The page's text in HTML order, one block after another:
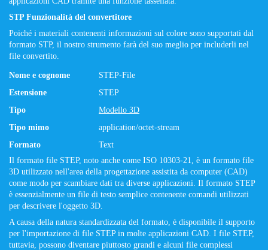
STP Funzionalità del convertitore
Poiché i materiali contenenti informazioni sul colore sono supportati dal
formato STP, il nostro strumento farà del suo meglio per includerli nel
file convertito.
Nome e cognome
STEP-File
Estensione
STEP
Tipo
Modello 3D
Tipo mimo
application/octet-stream
Formato
Text
Il formato file STEP, noto anche come ISO 10303-21, è un formato file
3D utilizzato nell'area della progettazione assistita da computer (CAD)
come modo per scambiare dati tra diverse applicazioni. Il formato STEP
è essenzialmente un file di testo semplice contenente comandi utilizzati
per descrivere l'oggetto 3D.
A causa della natura standardizzata del formato, è disponibile il supporto
per l'importazione di file STEP in molte applicazioni CAD. I file STEP,
tuttavia, possono diventare piuttosto grandi e alcuni file complessi